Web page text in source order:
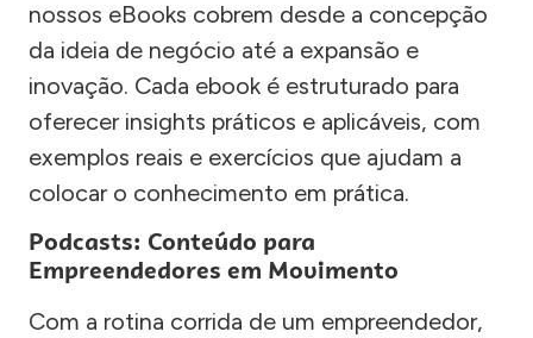
nossos eBooks cobrem desde a concepção
da ideia de negócio até a expansão e
inovação. Cada ebook é estruturado para
oferecer insights práticos e aplicáveis, com
exemplos reais e exercícios que ajudam a
colocar o conhecimento em prática.
Podcasts: Conteúdo para
Empreendedores em Movimento
Com a rotina corrida de um empreendedor,